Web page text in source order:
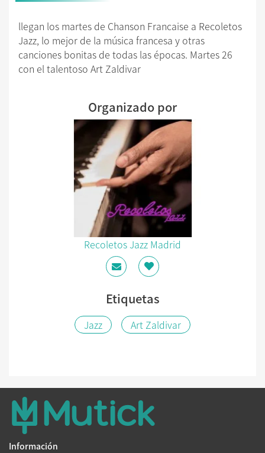
llegan los martes de Chanson Francaise a Recoletos
Jazz, lo mejor de la música francesa y otras
canciones bonitas de todas las épocas. Martes 26
con el talentoso Art Zaldivar
Organizado por
Recoletos Jazz Madrid
Etiquetas
Jazz Art Zaldivar
Información